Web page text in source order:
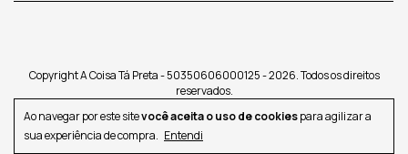
Ao navegar por este sitevocê aceita o uso de cookiespara agilizar a
sua experiência de compra. Entendi
Copyright A Coisa Tá Preta - 50350606000125 - 2026. Todos os direitos
reservados.